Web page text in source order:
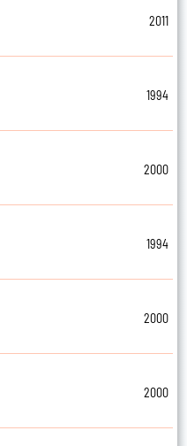
2011
1994
2000
1994
2000
2000